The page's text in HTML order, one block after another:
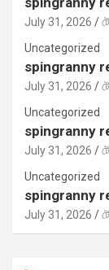
July 31, 2026
Uncategorized
spingranny
July 31, 2026
Uncategorized
spingranny
July 31, 2026
Uncategorized
spingranny
July 31, 2026